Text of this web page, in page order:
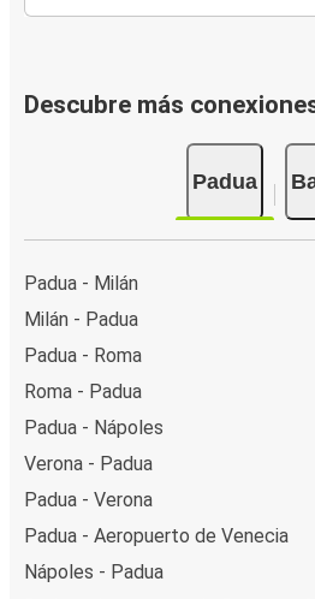
Descubre más
Padua
Padua - Milán
Milán - Padua
Padua - Roma
Roma - Padua
Padua - Nápoles
Verona - Padua
Padua - Verona
Padua - Aeropuerto de Venecia
Nápoles - Padua